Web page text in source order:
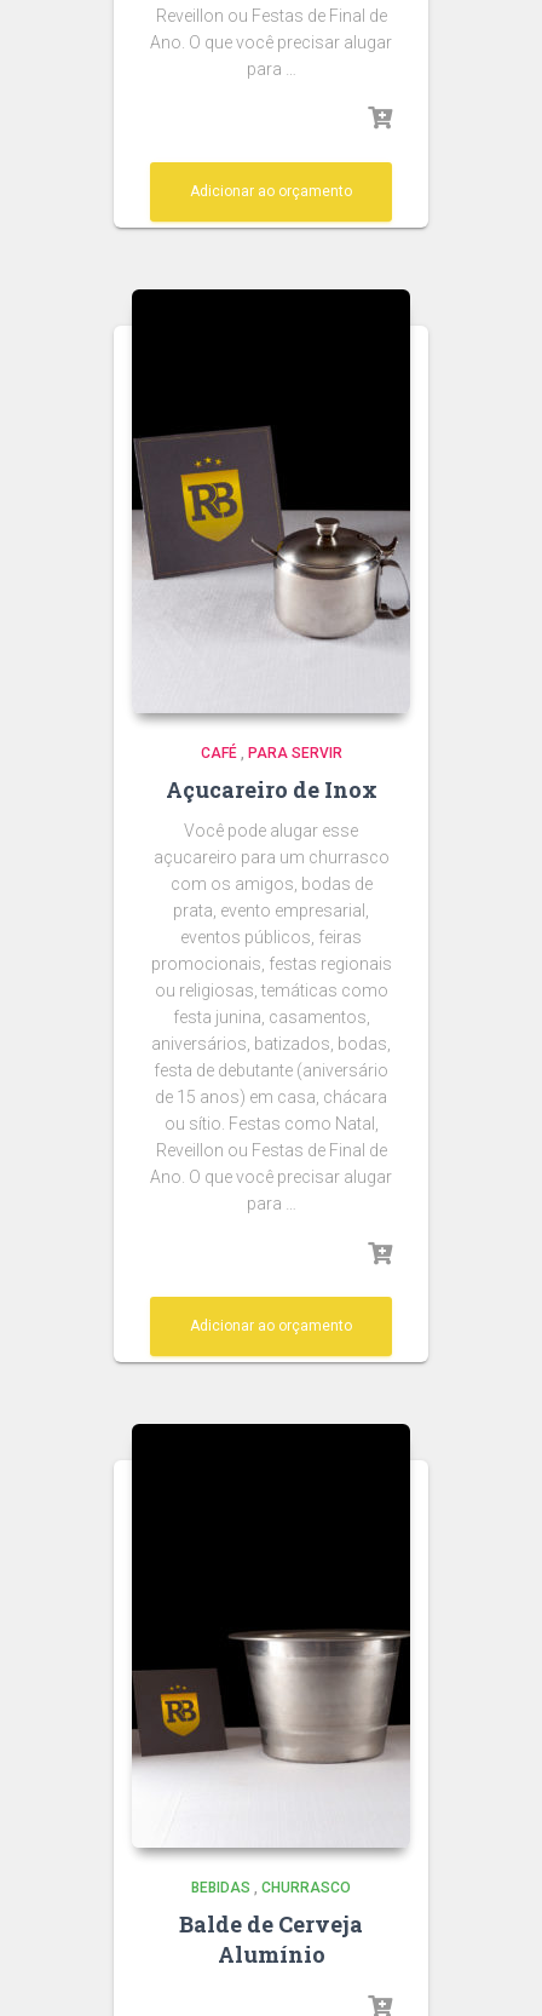
Reveillon ou Festas de Final de
Ano. O que você precisar alugar
para …
Adicionar ao orçamento
CAFÉ, PARA SERVIR
Açucareiro de Inox
Você pode alugar esse
açucareiro para um churrasco
com os amigos, bodas de
prata, evento empresarial,
eventos públicos, feiras
promocionais, festas regionais
ou religiosas, temáticas como
festa junina, casamentos,
aniversários, batizados, bodas,
festa de debutante (aniversário
de 15 anos) em casa, chácara
ou sítio. Festas como Natal,
Reveillon ou Festas de Final de
Ano. O que você precisar alugar
para …
Adicionar ao orçamento
BEBIDAS , CHURRASCO
Balde de Cerveja
Alumínio